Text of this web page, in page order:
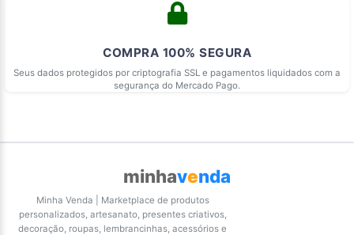
COMPRA 100% SEGURA
Seus dados protegidos por criptografia SSL e pagamentos liquidados com a
segurança do Mercado Pago.
minhavenda
Minha Venda | Marketplace de produtos
personalizados, artesanato, presentes criativos,
decoração, roupas, lembrancinhas, acessórios e